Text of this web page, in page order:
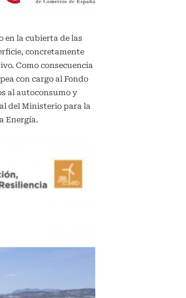
en la cubierta de las
concretamente
Como consecuencia
con cargo al Fondo
al autoconsumo y
del Ministerio para la
Energía.